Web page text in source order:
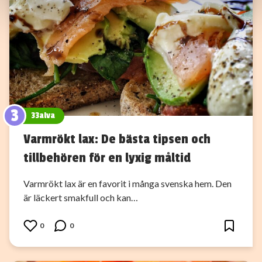
information som du har tillhandahållit eller som de har
samlat in när du har använt deras tjänster.
3 33alva
Varmrökt lax: De bästa tipsen och
tillbehören för en lyxig måltid
Varmrökt lax är en favorit i många svenska hem. Den
är läckert smakfull och kan…
0 0